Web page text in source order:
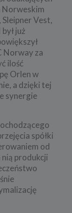
Norweskim
Vest,
już
Norway za
ilość
Orlen w
a dzięki tej
synergie
spółki
od
nią produkcji